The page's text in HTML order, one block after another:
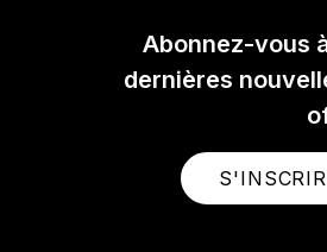
Abonnez-vous
dernières